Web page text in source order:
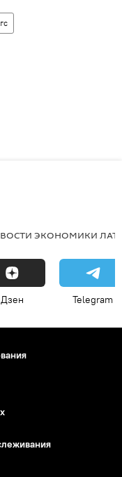
ЭКОНОМИКИ
Дзен Telegram